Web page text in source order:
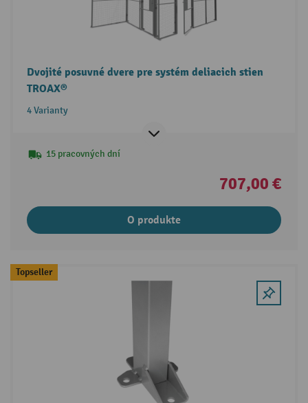
Dvojité posuvné dvere pre systém deliacich stien
TROAX®
4 Varianty
15 pracovných dní
707,00 €
O produkte
Topseller